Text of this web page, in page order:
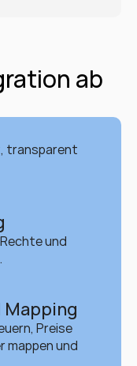
ab
transparent
und
Mapping
Preise
mappen und